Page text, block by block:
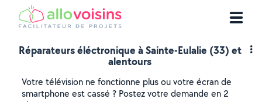
Réparateurs éléctronique à Sainte-Eulalie (33) et
alentours
Votre télévision ne fonctionne plus ou votre écran de
smartphone est cassé ? Postez votre demande en 2